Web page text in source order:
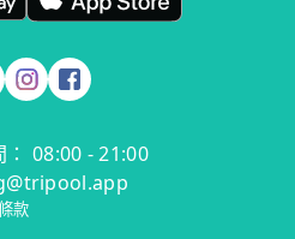
： 08:00 - 21:00
款